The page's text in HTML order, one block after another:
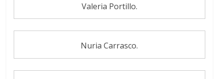
Valeria Portillo.
Nuria Carrasco.